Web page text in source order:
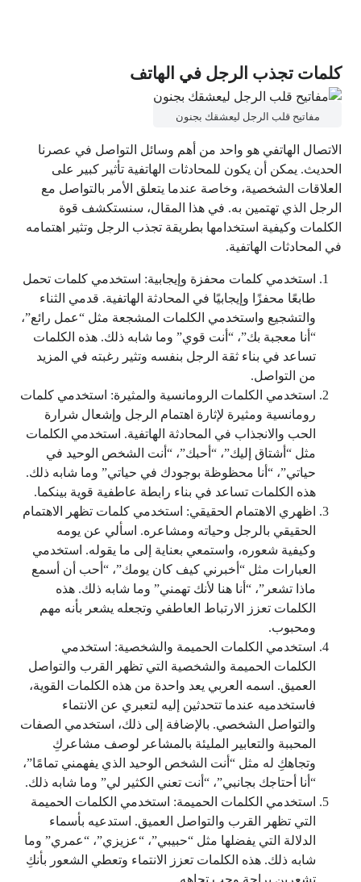
كلمات تجذب الرجل في الهاتف
مفاتيح قلب الرجل ليعشقك بجنون
الاتصال الهاتفي هو واحد من أهم وسائل التواصل في عصرنا
الحديث. يمكن أن يكون للمحادثات الهاتفية تأثير كبير على
العلاقات الشخصية، وخاصة عندما يتعلق الأمر بالتواصل مع
الرجل الذي تهتمين به. في هذا المقال، سنستكشف قوة
الكلمات وكيفية استخدامها بطريقة تجذب الرجل وتثير اهتمامه
في المحادثات الهاتفية.
استخدمي كلمات محفزة وإيجابية: استخدمي كلمات تحمل
طابعًا محفزًا وإيجابيًا في المحادثة الهاتفية. قدمي الثناء
والتشجيع واستخدمي الكلمات المشجعة مثل “عمل رائع”،
“أنا معجبة بك”، “أنت قوي” وما شابه ذلك. هذه الكلمات
تساعد في بناء ثقة الرجل بنفسه وتثير رغبته في المزيد
من التواصل.
استخدمي الكلمات الرومانسية والمثيرة: استخدمي كلمات
رومانسية ومثيرة لإثارة اهتمام الرجل وإشعال شرارة
الحب والانجذاب في المحادثة الهاتفية. استخدمي الكلمات
مثل “أشتاق إليك”، “أحبك”، “أنت الشخص الوحيد في
حياتي”، “أنا محظوظة بوجودك في حياتي” وما شابه ذلك.
هذه الكلمات تساعد في بناء رابطة عاطفية قوية بينكما.
اظهري الاهتمام الحقيقي: استخدمي كلمات تظهر الاهتمام
الحقيقي بالرجل وحياته ومشاعره. اسألي عن يومه
وكيفية شعوره، واستمعي بعناية إلى ما يقوله. استخدمي
العبارات مثل “أخبرني كيف كان يومك”، “أحب أن أسمع
ماذا تشعر”، “أنا هنا لأنك تهمني” وما شابه ذلك. هذه
الكلمات تعزز الارتباط العاطفي وتجعله يشعر بأنه مهم
ومحبوب.
استخدمي الكلمات الحميمة والشخصية: استخدمي
الكلمات الحميمة والشخصية التي تظهر القرب والتواصل
العميق. اسمه العربي يعد واحدة من هذه الكلمات القوية،
فاستخدميه عندما تتحدثين إليه لتعبري عن الانتماء
والتواصل الشخصي. بالإضافة إلى ذلك، استخدمي الصفات
المحببة والتعابير المليئة بالمشاعر لوصف مشاعركِ
وتجاهكِ له مثل “أنت الشخص الوحيد الذي يفهمني تمامًا”،
“أنا أحتاجك بجانبي”، “أنت تعني الكثير لي” وما شابه ذلك.
استخدمي الكلمات الحميمة: استخدمي الكلمات الحميمة
التي تظهر القرب والتواصل العميق. استدعيه بأسماء
الدلالة التي يفضلها مثل “حبيبي”، “عزيزي”، “عمري” وما
شابه ذلك. هذه الكلمات تعزز الانتماء وتعطي الشعور بأنكِ